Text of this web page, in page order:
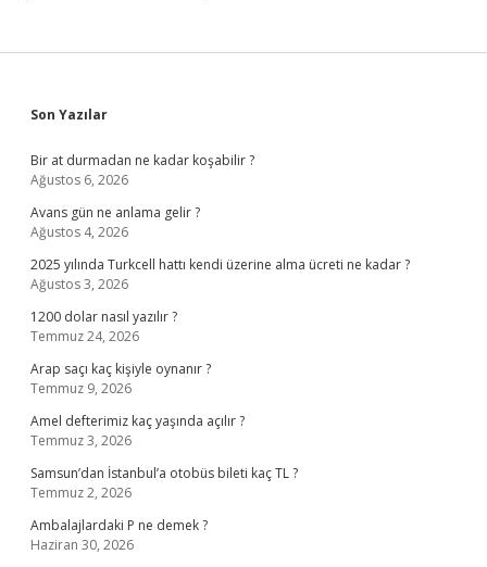
Sidebar
Son Yazılar
Bir at durmadan ne kadar koşabilir ?
Ağustos 6, 2026
Avans gün ne anlama gelir ?
Ağustos 4, 2026
2025 yılında Turkcell hattı kendi üzerine alma ücreti ne kadar ?
Ağustos 3, 2026
1200 dolar nasıl yazılır ?
Temmuz 24, 2026
Arap saçı kaç kişiyle oynanır ?
Temmuz 9, 2026
Amel defterimiz kaç yaşında açılır ?
Temmuz 3, 2026
Samsun’dan İstanbul’a otobüs bileti kaç TL ?
Temmuz 2, 2026
Ambalajlardaki P ne demek ?
Haziran 30, 2026